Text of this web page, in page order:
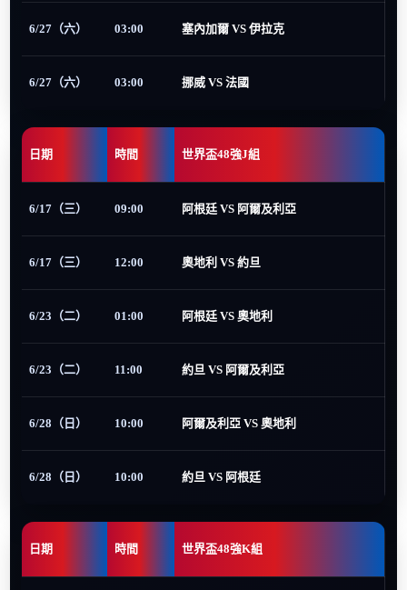
6/27（六） 03:00 塞內加爾 VS 伊拉克
6/27（六） 03:00 挪威 VS 法國
日期 時間 世界盃48強J組
6/17（三） 09:00 阿根廷 VS 阿爾及利亞
6/17（三） 12:00 奧地利 VS 約旦
6/23（二） 01:00 阿根廷 VS 奧地利
6/23（二） 11:00 約旦 VS 阿爾及利亞
6/28（日） 10:00 阿爾及利亞 VS 奧地利
6/28（日） 10:00 約旦 VS 阿根廷
日期 時間 世界盃48強K組